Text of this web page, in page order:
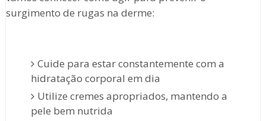
surgimento de rugas na derme:
Cuide para estar constantemente com a
hidratação corporal em dia
Utilize cremes apropriados, mantendo a
pele bem nutrida